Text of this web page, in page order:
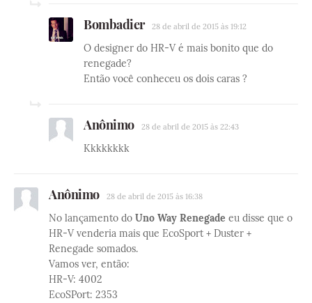
Bombadier 28 de abril de 2015 às 19:12
O designer do HR-V é mais bonito que do
renegade?
Então você conheceu os dois caras ?
Anônimo 28 de abril de 2015 às 22:43
Kkkkkkkk
Anônimo 28 de abril de 2015 às 16:38
No lançamento do Uno Way Renegade eu disse que o
HR-V venderia mais que EcoSport + Duster +
Renegade somados.
Vamos ver, então:
HR-V: 4002
EcoSPort: 2353